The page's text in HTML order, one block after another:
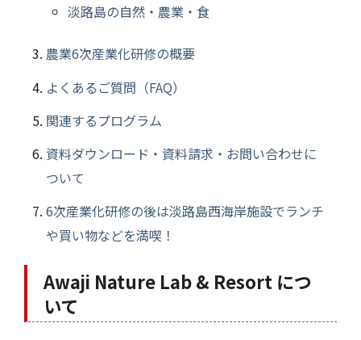
淡路島の自然・農業・食
農業6次産業化研修の概要
よくあるご質問（FAQ）
関連するプログラム
資料ダウンロード・資料請求・お問い合わせに
ついて
6次産業化研修の後は淡路島西海岸施設でランチ
や買い物などを満喫！
Awaji Nature Lab & Resort につ
いて